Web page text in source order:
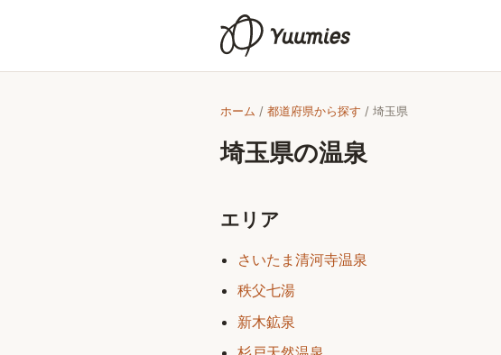
ホーム / 都道府県から探す / 埼玉県
埼玉県の温泉
エリア
さいたま清河寺温泉
秩父七湯
新木鉱泉